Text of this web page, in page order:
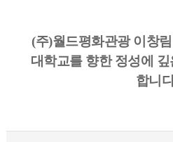
(주)월드평화관광 이창
대학교를 향한 정성에
합니